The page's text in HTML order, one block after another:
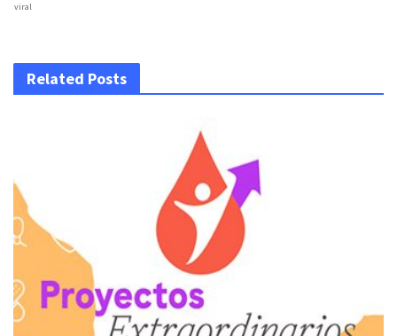
viral
Related Posts